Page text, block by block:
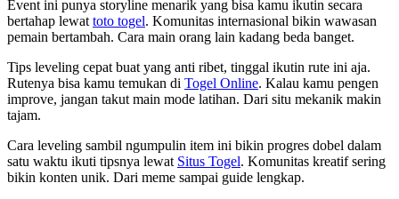
Event ini punya storyline menarik yang bisa kamu ikutin secara
bertahap lewat toto togel. Komunitas internasional bikin wawasan
pemain bertambah. Cara main orang lain kadang beda banget.
Tips leveling cepat buat yang anti ribet, tinggal ikutin rute ini aja.
Rutenya bisa kamu temukan di Togel Online. Kalau kamu pengen
improve, jangan takut main mode latihan. Dari situ mekanik makin
tajam.
Cara leveling sambil ngumpulin item ini bikin progres dobel dalam
satu waktu ikuti tipsnya lewat Situs Togel. Komunitas kreatif sering
bikin konten unik. Dari meme sampai guide lengkap.